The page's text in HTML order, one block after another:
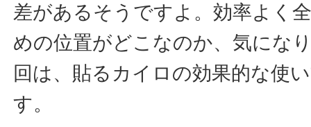
差があるそうですよ。効率よく
めの位置がどこなのか、気にな
回は、貼るカイロの効果的な使
す。